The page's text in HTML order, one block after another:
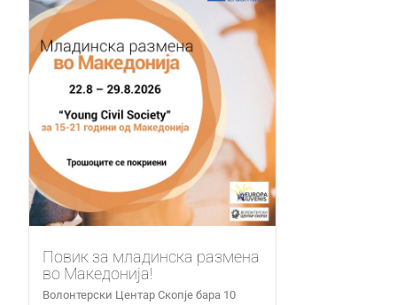
Повик за младинска размена
во Македонија!
Волонтерски Центар Скопје бара 10